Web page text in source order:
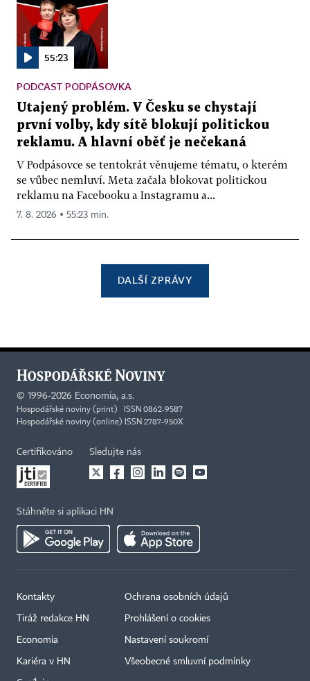
55:23
PODCAST PODPÁSOVKA
Utajený problém. V Česku se chystají
první volby, kdy sítě blokují politickou
reklamu. A hlavní oběť je nečekaná
V Podpásovce se tentokrát věnujeme tématu, o kterém
se vůbec nemluví. Meta začala blokovat politickou
reklamu na Facebooku a Instagramu a...
7. 8. 2026 ▪ 55:23 min.
DALŠÍ ZPRÁVY
© 1996-2026 Economia, a.s.
Hospodářské noviny (print) ISSN 0862-9587
Hospodářské noviny (online) ISSN 2787-950X
Certifikováno Sledujte nás
Stáhněte si aplikaci HN
Kontakty
Tiráž redakce HN
Economia
Kariéra v HN
Ochrana osobních údajů
Prohlášení o cookies
Nastavení soukromí
Všeobecné smluvní podmínky